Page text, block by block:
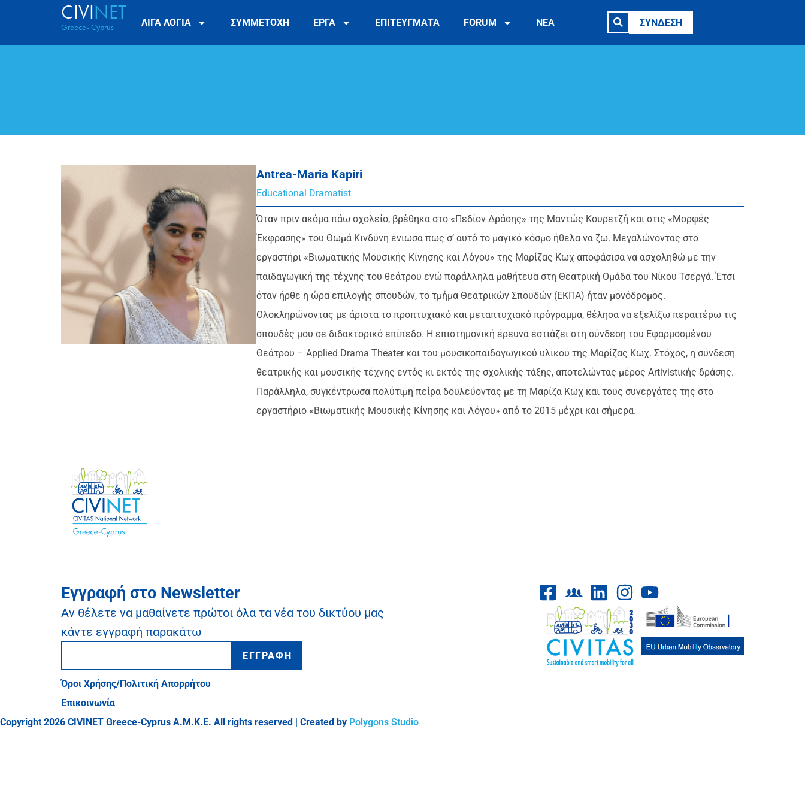
CIVINET
Greece- Cyprus ΛΙΓΑ ΛΟΓΙΑ ΣΥΜΜΕΤΟΧΗ ΕΡΓΑ ΕΠΙΤΕΥΓΜΑΤΑ FORUM ΝΕΑ ΣΥΝΔΕΣΗ
Antrea-Maria Kapiri
Educational Dramatist
Όταν πριν ακόμα πάω σχολείο, βρέθηκα στο «Πεδίον Δράσης» της Μαντώς Κουρετζή και στις «Μορφές
Έκφρασης» του Θωμά Κινδύνη ένιωσα πως σ’ αυτό το μαγικό κόσμο ήθελα να ζω. Μεγαλώνοντας στο
εργαστήρι «Βιωματικής Μουσικής Κίνησης και Λόγου» της Μαρίζας Κωχ αποφάσισα να ασχοληθώ με την
παιδαγωγική της τέχνης του θεάτρου ενώ παράλληλα μαθήτευα στη Θεατρική Ομάδα του Νίκου Τσεργά. Έτσι
όταν ήρθε η ώρα επιλογής σπουδών, το τμήμα Θεατρικών Σπουδών (ΕΚΠΑ) ήταν μονόδρομος.
Ολοκληρώνοντας με άριστα το προπτυχιακό και μεταπτυχιακό πρόγραμμα, θέλησα να εξελίξω περαιτέρω τις
σπουδές μου σε διδακτορικό επίπεδο. Η επιστημονική έρευνα εστιάζει στη σύνδεση του Εφαρμοσμένου
Θεάτρου – Applied Drama Theater και του μουσικοπαιδαγωγικού υλικού της Μαρίζας Κωχ. Στόχος, η σύνδεση
θεατρικής και μουσικής τέχνης εντός κι εκτός της σχολικής τάξης, αποτελώντας μέρος Artivistικής δράσης.
Παράλληλα, συγκέντρωσα πολύτιμη πείρα δουλεύοντας με τη Μαρίζα Κωχ και τους συνεργάτες της στο
εργαστήριο «Βιωματικής Μουσικής Κίνησης και Λόγου» από το 2015 μέχρι και σήμερα.
Εγγραφή στο Newsletter
Αν θέλετε να μαθαίνετε πρώτοι όλα τα νέα του δικτύου μας
κάντε εγγραφή παρακάτω
ΕΓΓΡΑΦΗ
Όροι Χρήσης/Πολιτική Απορρήτου
Επικοινωνία
Copyright 2026 CIVINET Greece-Cyprus A.M.K.E. All rights reserved | Created by Polygons Studio